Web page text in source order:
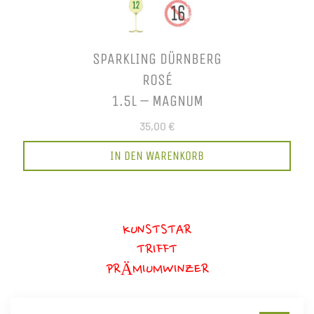
SPARKLING DÜRNBERG
ROSÉ
1.5L – MAGNUM
35,00 €
IN DEN WARENKORB
KUNSTSTAR
TRIFFT
PRÄMIUMWINZER